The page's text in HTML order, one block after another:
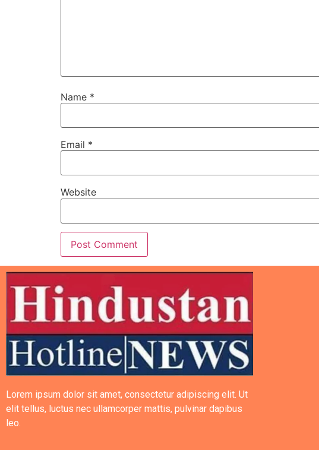
Name *
Email *
Website
Lorem ipsum dolor sit amet, consectetur adipiscing elit. Ut
elit tellus, luctus nec ullamcorper mattis, pulvinar dapibus
leo.